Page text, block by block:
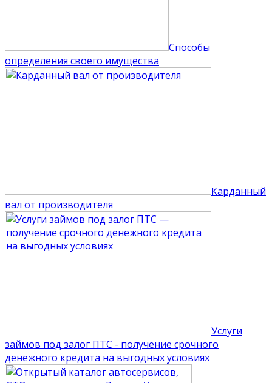
Способы
определения своего имущества
Карданный
вал от производителя
Услуги
займов под залог ПТС - получение срочного
денежного кредита на выгодных условиях